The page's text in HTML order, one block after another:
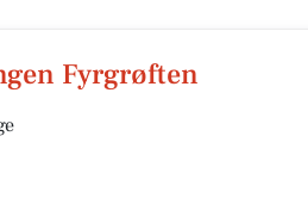
Fyrgrøften